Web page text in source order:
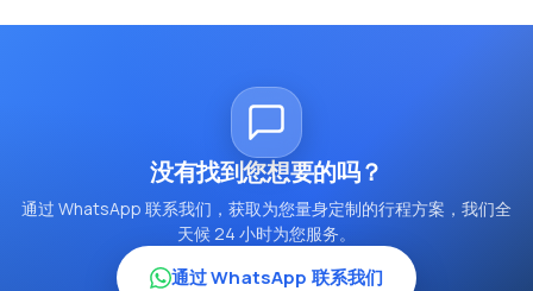
没有找到您想要的吗？
通过 WhatsApp 联系我们，获取为您量身定制的行程方案，我们全
天候 24 小时为您服务。
通过 WhatsApp 联系我们